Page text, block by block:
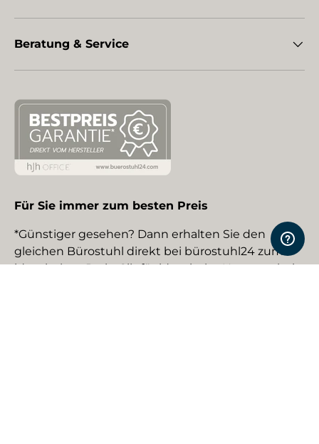
Beratung & Service
Für Sie immer zum besten Preis
*Günstiger gesehen? Dann erhalten Sie den
gleichen Bürostuhl direkt bei bürostuhl24 zum
identischen Preis. Gilt für identische Neuware bei